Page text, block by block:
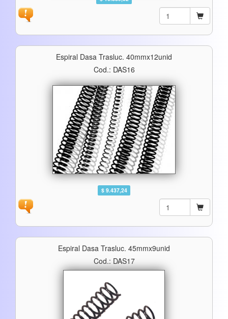
Espiral Dasa Trasluc. 40mmx12unid
Cod.: DAS16
$ 9.437,24
Espiral Dasa Trasluc. 45mmx9unid
Cod.: DAS17